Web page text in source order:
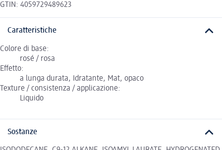
GTIN: 4059729489623
Caratteristiche
Colore di base:
rosé / rosa
Effetto:
a lunga durata, Idratante, Mat, opaco
Texture / consistenza / applicazione:
Liquido
Sostanze